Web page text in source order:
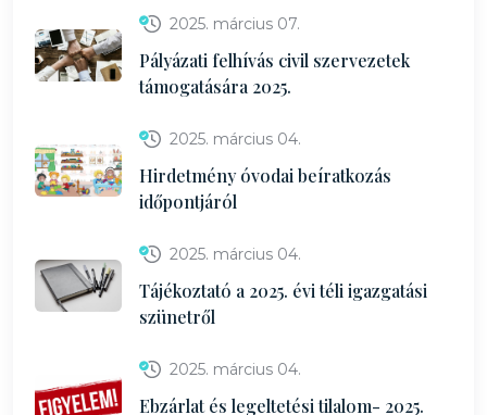
2025. március 07.
Pályázati felhívás civil szervezetek
támogatására 2025.
2025. március 04.
Hirdetmény óvodai beíratkozás
időpontjáról
2025. március 04.
Tájékoztató a 2025. évi téli igazgatási
szünetről
2025. március 04.
Ebzárlat és legeltetési tilalom- 2025.